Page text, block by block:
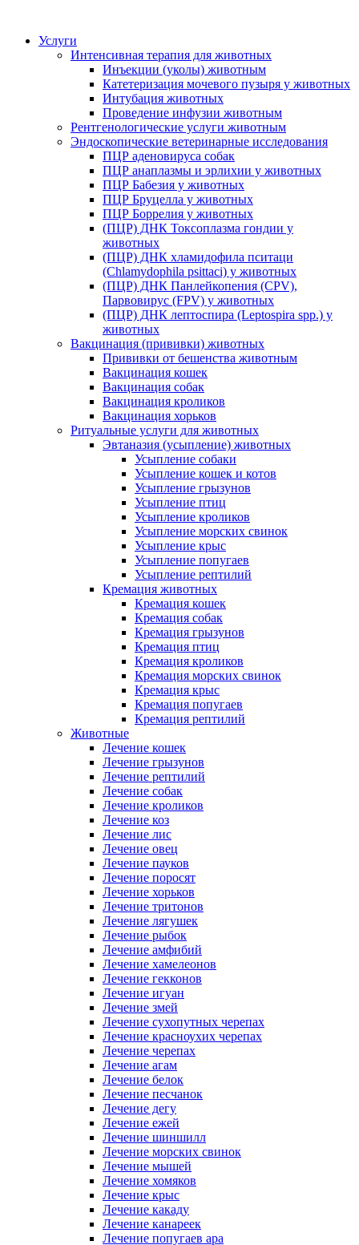
Услуги
Интенсивная терапия для животных
Инъекции (уколы) животным
Катетеризация мочевого пузыря у животных
Интубация животных
Проведение инфузии животным
Рентгенологические услуги животным
Эндоскопические ветеринарные исследования
ПЦР аденовируса собак
ПЦР анаплазмы и эрлихии у животных
ПЦР Бабезия у животных
ПЦР Бруцелла у животных
ПЦР Боррелия у животных
(ПЦР) ДНК Токсоплазма гондии у
животных
(ПЦР) ДНК хламидофила пситаци
(Chlamydophila psittaci) у животных
(ПЦР) ДНК Панлейкопения (CPV),
Парвовирус (FPV) у животных
(ПЦР) ДНК лептоспира (Leptospira spp.) у
животных
Вакцинация (прививки) животных
Прививки от бешенства животным
Вакцинация кошек
Вакцинация собак
Вакцинация кроликов
Вакцинация хорьков
Ритуальные услуги для животных
Эвтаназия (усыпление) животных
Усыпление собаки
Усыпление кошек и котов
Усыпление грызунов
Усыпление птиц
Усыпление кроликов
Усыпление морских свинок
Усыпление крыс
Усыпление попугаев
Усыпление рептилий
Кремация животных
Кремация кошек
Кремация собак
Кремация грызунов
Кремация птиц
Кремация кроликов
Кремация морских свинок
Кремация крыс
Кремация попугаев
Кремация рептилий
Животные
Лечение кошек
Лечение грызунов
Лечение рептилий
Лечение собак
Лечение кроликов
Лечение коз
Лечение лис
Лечение овец
Лечение пауков
Лечение поросят
Лечение хорьков
Лечение тритонов
Лечение лягушек
Лечение рыбок
Лечение амфибий
Лечение хамелеонов
Лечение гекконов
Лечение игуан
Лечение змей
Лечение сухопутных черепах
Лечение красноухих черепах
Лечение черепах
Лечение агам
Лечение белок
Лечение песчанок
Лечение дегу
Лечение ежей
Лечение шиншилл
Лечение морских свинок
Лечение мышей
Лечение хомяков
Лечение крыс
Лечение какаду
Лечение канареек
Лечение попугаев ара